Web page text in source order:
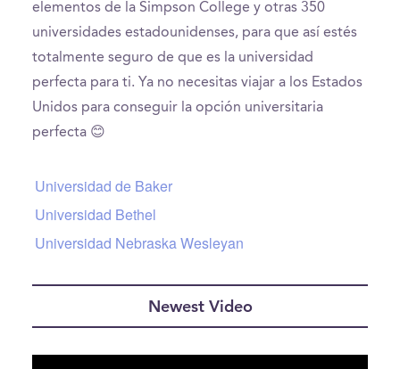
elementos de la Simpson College y otras 350
universidades estadounidenses, para que así estés
totalmente seguro de que es la universidad
perfecta para ti. Ya no necesitas viajar a los Estados
Unidos para conseguir la opción universitaria
perfecta 😊
Universidad de Baker
Universidad Bethel
Universidad Nebraska Wesleyan
Newest Video